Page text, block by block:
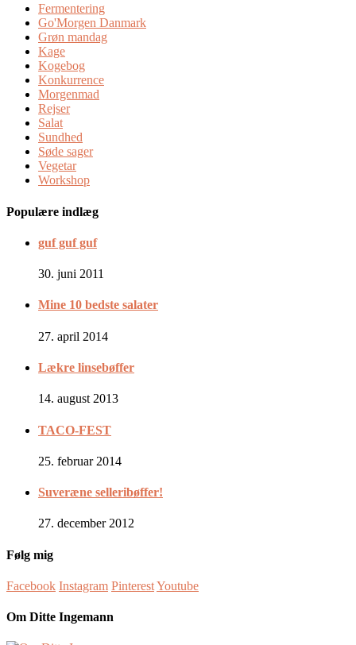
Fermentering
Go'Morgen Danmark
Grøn mandag
Kage
Kogebog
Konkurrence
Morgenmad
Rejser
Salat
Sundhed
Søde sager
Vegetar
Workshop
Populære indlæg
guf guf guf
30. juni 2011
Mine 10 bedste salater
27. april 2014
Lækre linsebøffer
14. august 2013
TACO-FEST
25. februar 2014
Suveræne selleribøffer!
27. december 2012
Følg mig
Facebook Instagram PinterestYoutube
Om Ditte Ingemann